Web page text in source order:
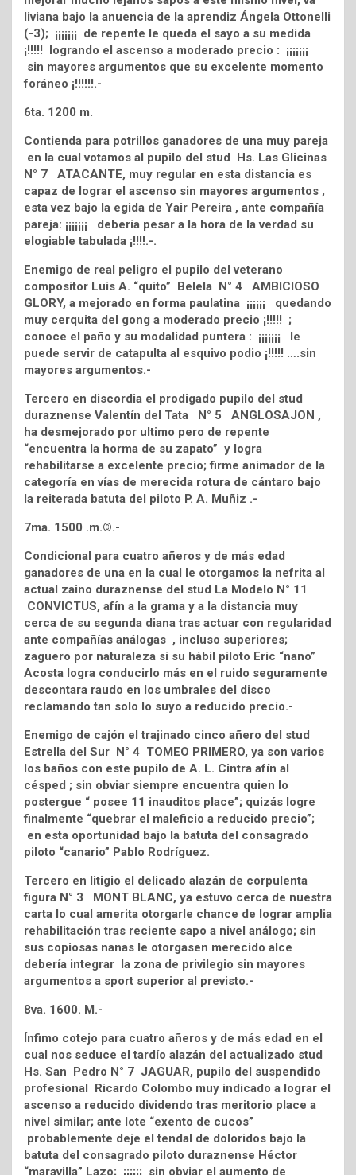
liviana bajo la anuencia de la aprendiz Ángela Ottonelli
(-3); ¡¡¡¡¡¡¡ de repente le queda el sayo a su medida
¡!!!!! logrando el ascenso a moderado precio : ¡¡¡¡¡¡¡
sin mayores argumentos que su excelente momento
foráneo ¡!!!!!!.-
6ta. 1200 m.
Contienda para potrillos ganadores de una muy pareja
en la cual votamos al pupilo del stud Hs. Las Glicinas
N° 7 ATACANTE, muy regular en esta distancia es
capaz de lograr el ascenso sin mayores argumentos ,
esta vez bajo la egida de Yair Pereira , ante compañía
pareja: ¡¡¡¡¡¡¡ debería pesar a la hora de la verdad su
elogiable tabulada ¡!!!!.-.
Enemigo de real peligro el pupilo del veterano
compositor Luis A. “quito” Belela N° 4 AMBICIOSO
GLORY, a mejorado en forma paulatina ¡¡¡¡¡¡ quedando
muy cerquita del gong a moderado precio ¡!!!!! ;
conoce el paño y su modalidad puntera : ¡¡¡¡¡¡¡ le
puede servir de catapulta al esquivo podio ¡!!!!! ….sin
mayores argumentos.-
Tercero en discordia el prodigado pupilo del stud
duraznense Valentín del Tata N° 5 ANGLOSAJON ,
ha desmejorado por ultimo pero de repente
“encuentra la horma de su zapato” y logra
rehabilitarse a excelente precio; firme animador de la
categoría en vías de merecida rotura de cántaro bajo
la reiterada batuta del piloto P. A. Muñiz .-
7ma. 1500 .m.©.-
Condicional para cuatro añeros y de más edad
ganadores de una en la cual le otorgamos la nefrita al
actual zaino duraznense del stud La Modelo N° 11
CONVICTUS, afín a la grama y a la distancia muy
cerca de su segunda diana tras actuar con regularidad
ante compañías análogas , incluso superiores;
zaguero por naturaleza si su hábil piloto Eric “nano”
Acosta logra conducirlo más en el ruido seguramente
descontara raudo en los umbrales del disco
reclamando tan solo lo suyo a reducido precio.-
Enemigo de cajón el trajinado cinco añero del stud
Estrella del Sur N° 4 TOMEO PRIMERO, ya son varios
los baños con este pupilo de A. L. Cintra afín al
césped ; sin obviar siempre encuentra quien lo
postergue “ posee 11 inauditos place”; quizás logre
finalmente “quebrar el maleficio a reducido precio”;
en esta oportunidad bajo la batuta del consagrado
piloto “canario” Pablo Rodríguez.
Tercero en litigio el delicado alazán de corpulenta
figura N° 3 MONT BLANC, ya estuvo cerca de nuestra
carta lo cual amerita otorgarle chance de lograr amplia
rehabilitación tras reciente sapo a nivel análogo; sin
sus copiosas nanas le otorgasen merecido alce
debería integrar la zona de privilegio sin mayores
argumentos a sport superior al previsto.-
8va. 1600. M.-
Ínfimo cotejo para cuatro añeros y de más edad en el
cual nos seduce el tardío alazán del actualizado stud
Hs. San Pedro N° 7 JAGUAR, pupilo del suspendido
profesional Ricardo Colombo muy indicado a lograr el
ascenso a reducido dividendo tras meritorio place a
nivel similar; ante lote “exento de cucos”
probablemente deje el tendal de doloridos bajo la
batuta del consagrado piloto duraznense Héctor
“maravilla” Lazo; ¡¡¡¡¡¡ sin obviar el aumento de